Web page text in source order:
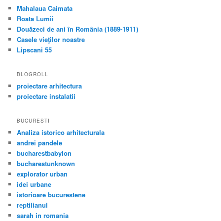
Mahalaua Caimata
Roata Lumii
Douăzeci de ani în România (1889-1911)
Casele vieţilor noastre
Lipscani 55
BLOGROLL
proiectare arhitectura
proiectare instalatii
BUCURESTI
Analiza istorico arhitecturala
andrei pandele
bucharestbabylon
bucharestunknown
explorator urban
idei urbane
istorioare bucurestene
reptilianul
sarah in romania